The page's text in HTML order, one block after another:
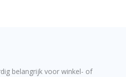
belangrijk voor winkel- of